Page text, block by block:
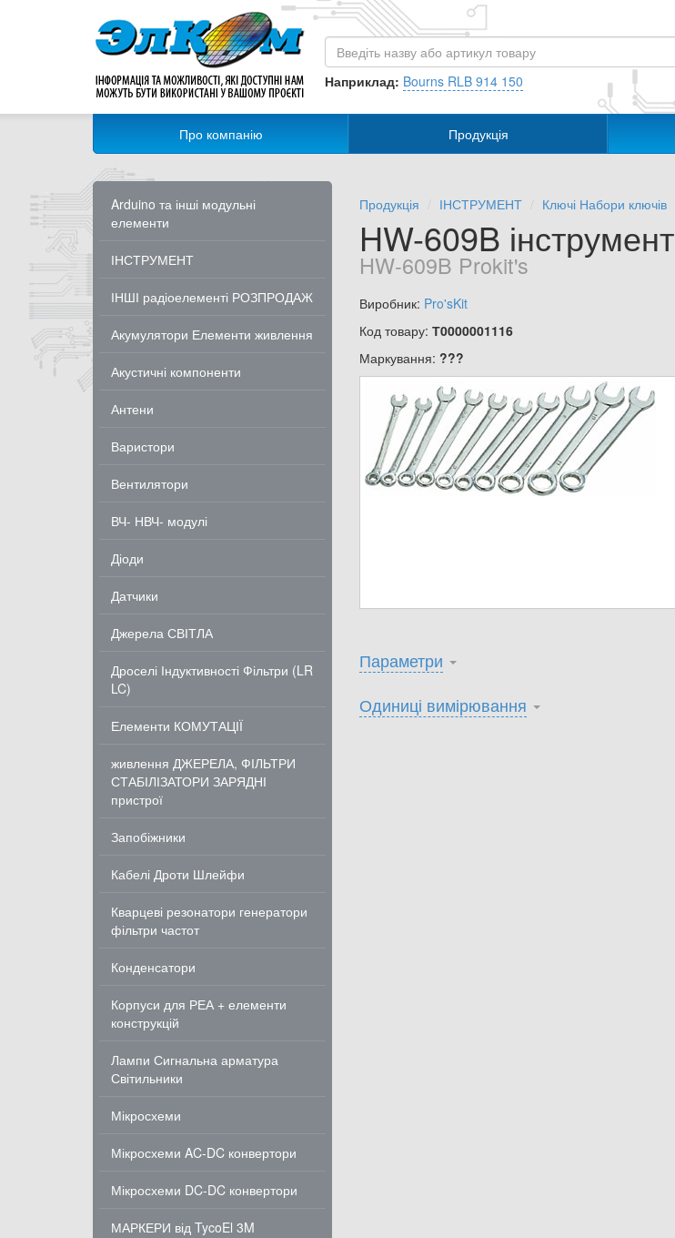
Наприклад: Bourns RLB 914 150
Про компанію Продукція
Arduino та інші модульні
елементи
ІНСТРУМЕНТ
ІНШІ радіоелементі РОЗПРОДАЖ
Акумулятори Елементи живлення
Акустичні компоненти
Антени
Варистори
Вентилятори
ВЧ- НВЧ- модулі
Діоди
Датчики
Джерела СВІТЛА
Дроселі Індуктивності Фільтри (LR
LC)
Елементи КОМУТАЦІЇ
живлення ДЖЕРЕЛА, ФІЛЬТРИ
СТАБІЛІЗАТОРИ ЗАРЯДНІ
пристрої
Запобіжники
Кабелі Дроти Шлейфи
Кварцеві резонатори генератори
фільтри частот
Конденсатори
Корпуси для РЕА + елементи
конструкцій
Лампи Сигнальна арматура
Світильники
Мікросхеми
Мікросхеми AC-DC конвертори
Мікросхеми DC-DC конвертори
МАРКЕРИ від TycoEl 3M
Продукція ІНСТРУМЕНТ Ключі Набори ключів
HW-609B інструмент
HW-609B Prokit's
Виробник: Pro'sKit
Код товару: Т0000001116
Маркування: ???
Параметри
Одиниці вимірювання